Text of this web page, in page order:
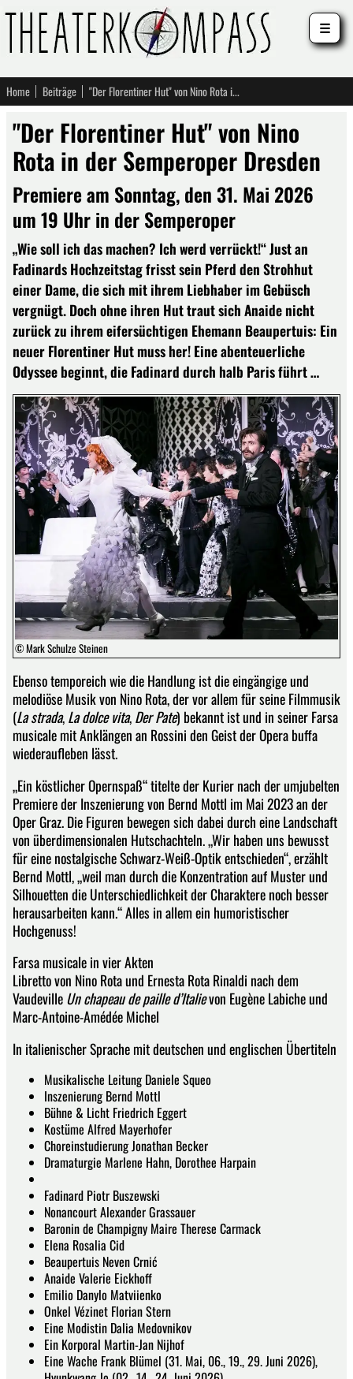
Home Beiträge "Der Florentiner Hut" von Nino Rota in der Semperoper Dresden
"Der Florentiner Hut" von Nino
Rota in der Semperoper Dresden
Premiere am Sonntag, den 31. Mai 2026
um 19 Uhr in der Semperoper
„Wie soll ich das machen? Ich werd verrückt!“ Just an
Fadinards Hochzeitstag frisst sein Pferd den Strohhut
einer Dame, die sich mit ihrem Liebhaber im Gebüsch
vergnügt. Doch ohne ihren Hut traut sich Anaide nicht
zurück zu ihrem eifersüchtigen Ehemann Beaupertuis: Ein
neuer Florentiner Hut muss her! Eine abenteuerliche
Odyssee beginnt, die Fadinard durch halb Paris führt …
© Mark Schulze Steinen
Ebenso temporeich wie die Handlung ist die eingängige und
melodiöse Musik von Nino Rota, der vor allem für seine Filmmusik
(La strada,La dolce vita,Der Pate) bekannt ist und in seiner Farsa
musicale mit Anklängen an Rossini den Geist der Opera buffa
wiederaufleben lässt.
„Ein köstlicher Opernspaß“ titelte der Kurier nach der umjubelten
Premiere der Inszenierung von Bernd Mottl im Mai 2023 an der
Oper Graz. Die Figuren bewegen sich dabei durch eine Landschaft
von überdimensionalen Hutschachteln. „Wir haben uns bewusst
für eine nostalgische Schwarz-Weiß-Optik entschieden“, erzählt
Bernd Mottl, „weil man durch die Konzentration auf Muster und
Silhouetten die Unterschiedlichkeit der Charaktere noch besser
herausarbeiten kann.“ Alles in allem ein humoristischer
Hochgenuss!
Farsa musicale in vier Akten
Libretto von Nino Rota und Ernesta Rota Rinaldi nach dem
VaudevilleUn chapeau de paille d’Italievon Eugène Labiche und
Marc-Antoine-Amédée Michel
In italienischer Sprache mit deutschen und englischen Übertiteln
Musikalische Leitung Daniele Squeo
Inszenierung Bernd Mottl
Bühne & Licht Friedrich Eggert
Kostüme Alfred Mayerhofer
Choreinstudierung Jonathan Becker
Dramaturgie Marlene Hahn, Dorothee Harpain
Fadinard Piotr Buszewski
Nonancourt Alexander Grassauer
Baronin de Champigny Maire Therese Carmack
Elena Rosalia Cid
Beaupertuis Neven Crnić
Anaide Valerie Eickhoff
Emilio Danylo Matviienko
Onkel Vézinet Florian Stern
Eine Modistin Dalia Medovnikov
Ein Korporal Martin-Jan Nijhof
Eine Wache Frank Blümel (31. Mai, 06., 19., 29. Juni 2026),
☰